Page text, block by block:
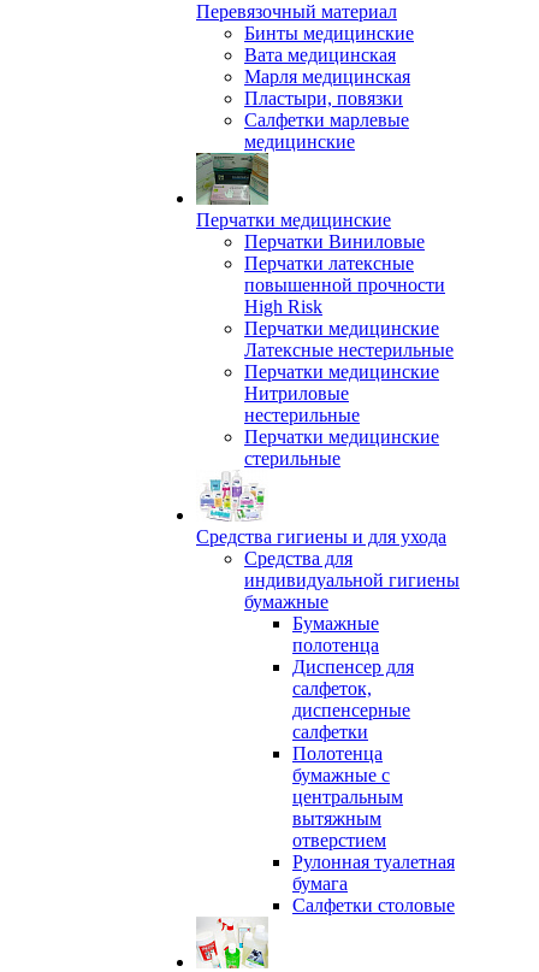
Перевязочный материал
Бинты медицинские
Вата медицинская
Марля медицинская
Пластыри, повязки
Салфетки марлевые
медицинские
Перчатки медицинские
Перчатки Виниловые
Перчатки латексные
повышенной прочности
High Risk
Перчатки медицинские
Латексные нестерильные
Перчатки медицинские
Нитриловые
нестерильные
Перчатки медицинские
стерильные
Средства гигиены и для ухода
Средства для
индивидуальной гигиены
бумажные
Бумажные
полотенца
Диспенсер для
салфеток,
диспенсерные
салфетки
Полотенца
бумажные с
центральным
вытяжным
отверстием
Рулонная туалетная
бумага
Салфетки столовые